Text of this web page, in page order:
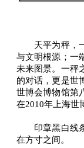
天平为秤，一
与文明根源；一
未来图景。一秤
的对话，更是世
世博会博物馆第
在2010年上海世
印章黑白线条
在方寸之间。